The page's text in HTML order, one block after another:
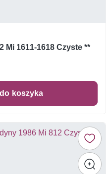
Mi 1611-1618 Czyste **
koszyka